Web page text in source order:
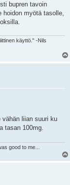
bupren tavoin
hoidon myötä tasolle,
käyttö." -Nils
vähän liian suuri ku
tasan 100mg.
good to me...